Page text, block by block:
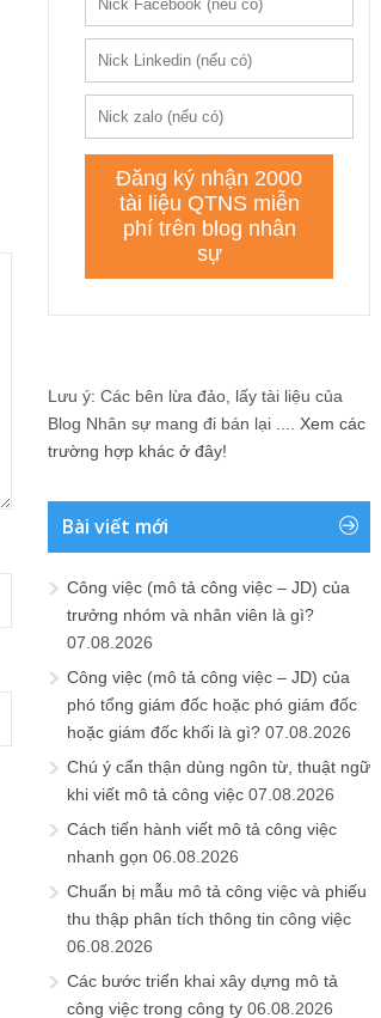
Lưu ý: Các bên lừa đảo, lấy tài liệu của
Blog Nhân sự mang đi bán lại .... Xem các
trường hợp khác ở đây!
Bài viết mới
Công việc (mô tả công việc – JD) của
trưởng nhóm và nhân viên là gì?
07.08.2026
Công việc (mô tả công việc – JD) của
phó tổng giám đốc hoặc phó giám đốc
hoặc giám đốc khối là gì? 07.08.2026
Chú ý cẩn thận dùng ngôn từ, thuật ngữ
khi viết mô tả công việc 07.08.2026
Cách tiến hành viết mô tả công việc
nhanh gọn 06.08.2026
Chuẩn bị mẫu mô tả công việc và phiếu
thu thập phân tích thông tin công việc
06.08.2026
Các bước triển khai xây dựng mô tả
công việc trong công ty 06.08.2026